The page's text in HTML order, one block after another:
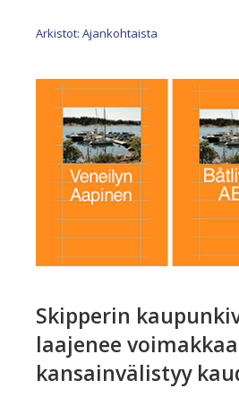
Arkistot: Ajankohtaista
Skipperin
laajenee
kansainvälistyy